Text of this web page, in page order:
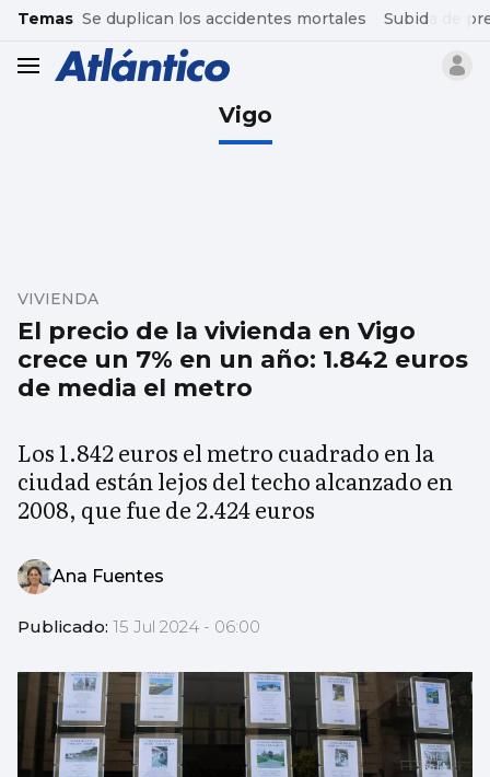
common.go-to-content
Temas Se duplican los accidentes mortales Subida de
header.menu.open
Vigo
El precio de la vivienda en Vigo
crece un 7% en un año: 1.842 euros
de media el metro
VIVIENDA
Los 1.842 euros el metro cuadrado en la
ciudad están lejos del techo alcanzado en
2008, que fue de 2.424 euros
Ana Fuentes
Publicado: 15 Jul 2024 - 06:00